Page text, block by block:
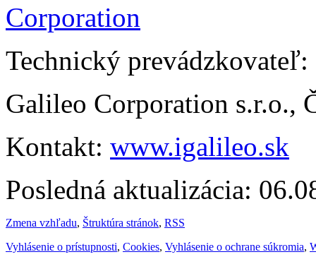
Technický prevádzkovateľ:
Galileo Corporation s.r.o.,
Kontakt: www.igalileo.sk
Posledná aktualizácia:
Zmena vzhľadu, Štruktúra stránok, RSS
Vyhlásenie o prístupnosti, Cookies, Vyhlásenie o ochrane súkromia,